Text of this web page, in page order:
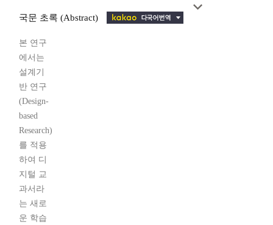
국문 초록 (Abstract)
본 연구
에서는
설계기
반 연구
(Design-
based
Research)
를 적용
하여 디
지털 교
과서라
는 새로
운 학습